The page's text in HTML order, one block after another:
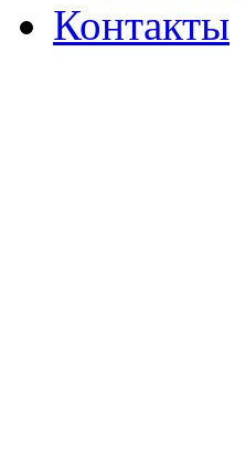
Контакты